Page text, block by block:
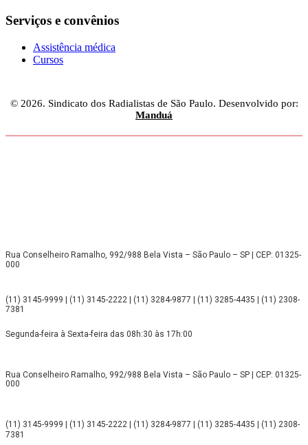
Serviços e convênios
Assistência médica
Cursos
© 2026. Sindicato dos Radialistas de São Paulo. Desenvolvido por:
Manduá
Rua Conselheiro Ramalho, 992/988 Bela Vista – São Paulo – SP | CEP: 01325-
000
(11) 3145-9999 | (11) 3145-2222 | (11) 3284-9877 | (11) 3285-4435 | (11) 2308-
7381
Segunda-feira à Sexta-feira das 08h:30 às 17h:00
Rua Conselheiro Ramalho, 992/988 Bela Vista – São Paulo – SP | CEP: 01325-
000
(11) 3145-9999 | (11) 3145-2222 | (11) 3284-9877 | (11) 3285-4435 | (11) 2308-
7381